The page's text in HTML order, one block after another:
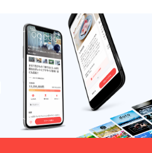
より下
がる可
能性も
ござい
ます。
様から
応援購
入をし
て頂
き、現
在進め
ている
環境か
ら量産
体制を
更に整
えるこ
とがで
きた場